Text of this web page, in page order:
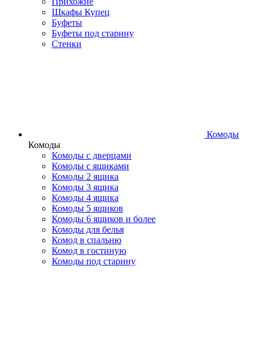
Шкафы Купец
Буфеты
Буфеты под старину
Стенки
Комоды
Комоды
Комоды с дверцами
Комоды с ящиками
Комоды 2 ящика
Комоды 3 ящика
Комоды 4 ящика
Комоды 5 ящиков
Комоды 6 ящиков и более
Комоды для белья
Комод в спальню
Комод в гостиную
Комоды под старину